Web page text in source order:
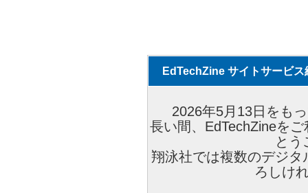
EdTechZine サイトサービス
2026年5月13日をも
長い間、EdTechZineを
とう
翔泳社では複数のデジ
ろしけ